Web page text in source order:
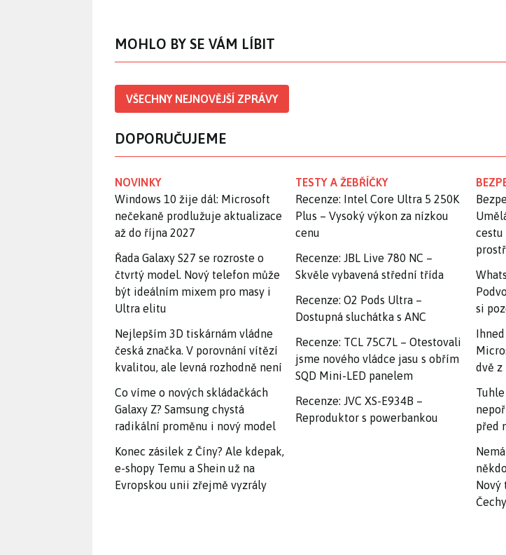
MOHLO BY SE VÁM LÍBIT
VŠECHNY NEJNOVĚJŠÍ ZPRÁVY
DOPORUČUJEME
NOVINKY
Windows 10 žije dál: Microsoft
nečekaně prodlužuje aktualizace
až do října 2027
Řada Galaxy S27 se rozroste o
čtvrtý model. Nový telefon může
být ideálním mixem pro masy i
Ultra elitu
Nejlepším 3D tiskárnám vládne
česká značka. V porovnání vítězí
kvalitou, ale levná rozhodně není
Co víme o nových skládačkách
Galaxy Z? Samsung chystá
radikální proměnu i nový model
Konec zásilek z Číny? Ale kdepak,
e-shopy Temu a Shein už na
Evropskou unii zřejmě vyzrály
TESTY A ŽEBŘÍČKY
Recenze: Intel Core Ultra 5 250K
Plus – Vysoký výkon za nízkou
cenu
Recenze: JBL Live 780 NC –
Skvěle vybavená střední třída
Recenze: O2 Pods Ultra –
Dostupná sluchátka s ANC
Recenze: TCL 75C7L – Otestovali
jsme nového vládce jasu s obřím
SQD Mini-LED panelem
Recenze: JVC XS-E934B –
Reproduktor s powerbankou
cestu
si
dvě z
před
Nový
Čechy